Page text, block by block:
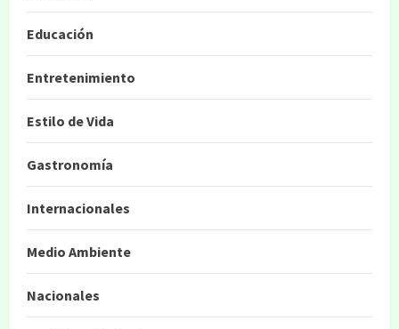
Educación
Entretenimiento
Estilo de Vida
Gastronomía
Internacionales
Medio Ambiente
Nacionales